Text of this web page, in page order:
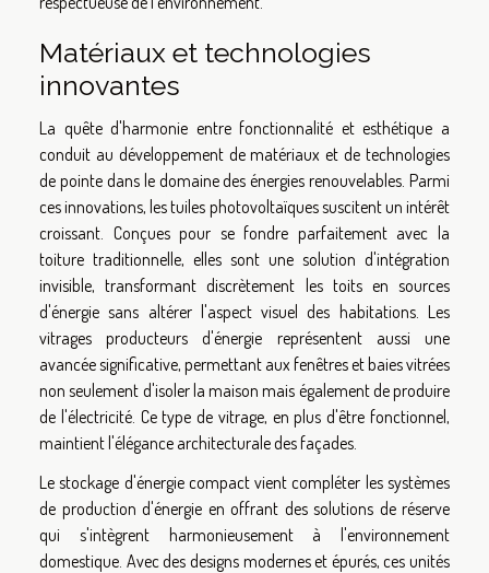
Matériaux et technologies
innovantes
La quête d'harmonie entre fonctionnalité et esthétique a
conduit au développement de matériaux et de technologies
de pointe dans le domaine des énergies renouvelables. Parmi
ces innovations, les tuiles photovoltaïques suscitent un intérêt
croissant. Conçues pour se fondre parfaitement avec la
toiture traditionnelle, elles sont une solution d'intégration
invisible, transformant discrètement les toits en sources
d'énergie sans altérer l'aspect visuel des habitations. Les
vitrages producteurs d'énergie représentent aussi une
avancée significative, permettant aux fenêtres et baies vitrées
non seulement d'isoler la maison mais également de produire
de l'électricité. Ce type de vitrage, en plus d'être fonctionnel,
maintient l'élégance architecturale des façades.
Le stockage d'énergie compact vient compléter les systèmes
de production d'énergie en offrant des solutions de réserve
qui s'intègrent harmonieusement à l'environnement
domestique. Avec des designs modernes et épurés, ces unités